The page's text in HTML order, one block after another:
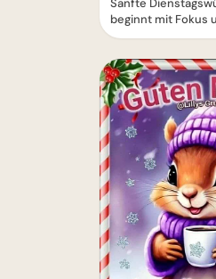
Sanfte
beginnt mit Fokus